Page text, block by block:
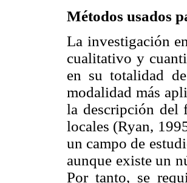
Métodos usados
La investigación
cualitativo y
en su totalidad
modalidad más
la descripción del
locales (Ryan,
un campo de
aunque existe un
Por tanto, se